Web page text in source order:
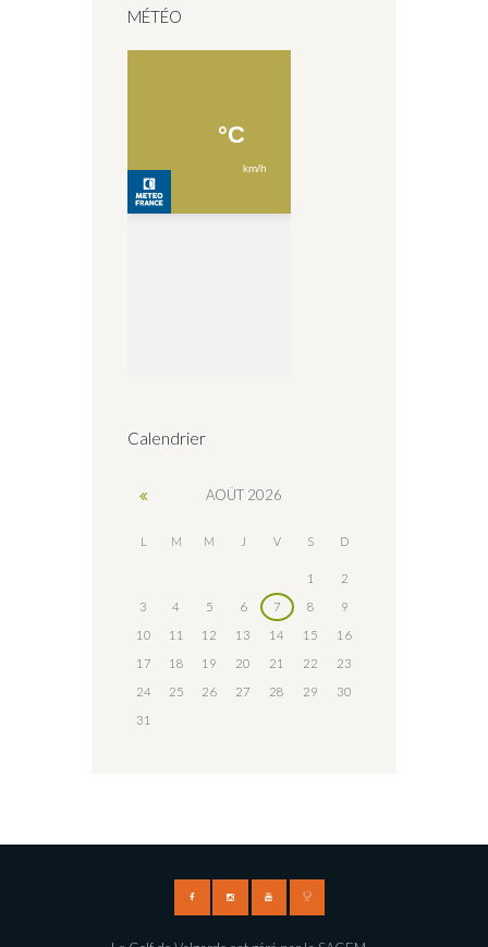
MÉTÉO
Calendrier
AOÛT 2026
L M M J V S D
1
2
3
4 5 6 7 8
9
10
11 12 13 14 15
16
17
18 19 20 21 22
23
24
25 26 27 28 29
30
31